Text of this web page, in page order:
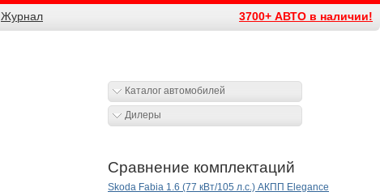
Журнал 3700+ АВТО в наличии!
Каталог автомобилей
Дилеры
Сравнение комплектаций
Skoda Fabia 1.6 (77 кВт/105 л.с.) АКПП Elegance